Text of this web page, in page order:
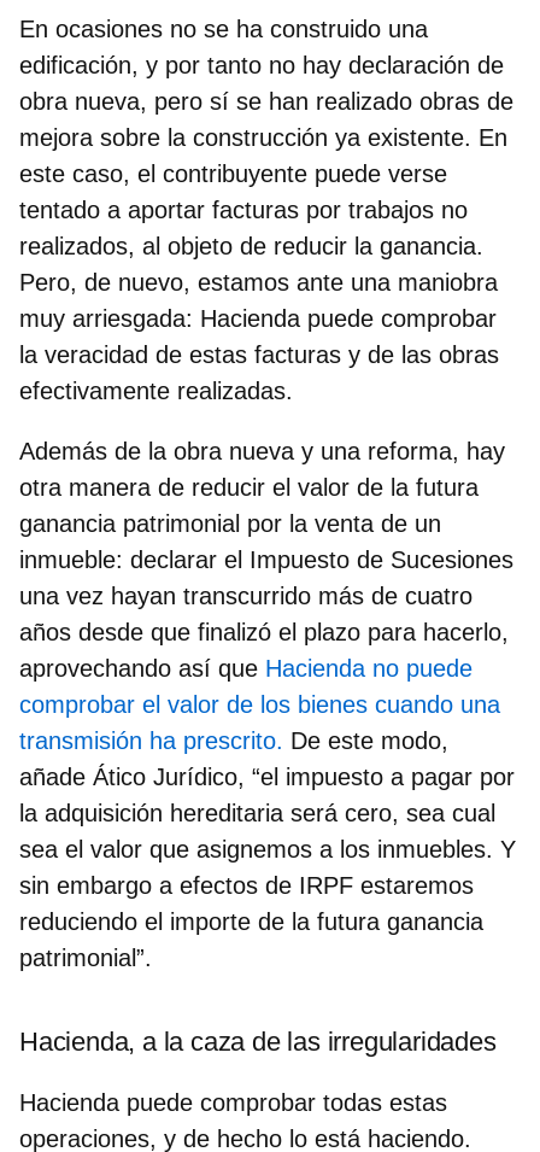
En ocasiones no se ha construido una
edificación, y por tanto no hay declaración de
obra nueva, pero sí se han realizado obras de
mejora sobre la construcción ya existente. En
este caso, el contribuyente puede verse
tentado a aportar facturas por trabajos no
realizados, al objeto de reducir la ganancia.
Pero, de nuevo, estamos ante una maniobra
muy arriesgada: Hacienda puede comprobar
la veracidad de estas facturas y de las obras
efectivamente realizadas.
Además de la obra nueva y una reforma, hay
otra manera de reducir el valor de la futura
ganancia patrimonial por la venta de un
inmueble: declarar el Impuesto de Sucesiones
una vez hayan transcurrido más de cuatro
años desde que finalizó el plazo para hacerlo,
aprovechando así que Hacienda no puede
comprobar el valor de los bienes cuando una
transmisión ha prescrito. De este modo,
añade Ático Jurídico, “el impuesto a pagar por
la adquisición hereditaria será cero, sea cual
sea el valor que asignemos a los inmuebles. Y
sin embargo a efectos de IRPF estaremos
reduciendo el importe de la futura ganancia
patrimonial”.
Hacienda, a la caza de las irregularidades
Hacienda puede comprobar todas estas
operaciones, y de hecho lo está haciendo.